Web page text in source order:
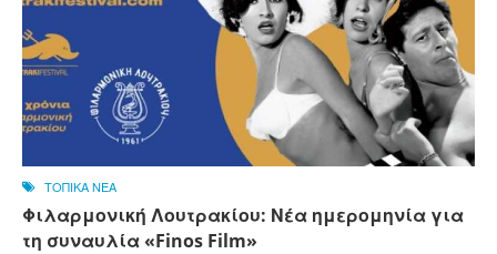
ΤΟΠΙΚΑ ΝΕΑ
Φιλαρμονική Λουτρακίου: Νέα ημερομηνία για
τη συναυλία «Finos Film»